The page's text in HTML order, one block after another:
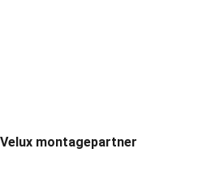
Velux montagepartner